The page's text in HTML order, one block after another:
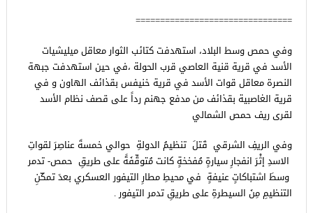
================================
وفي حمص وسط البلاد، استهدفت كتائب الثوار معاقل ميليشيات
الأسد في قرية قنية العاصي قرب الحولة ،في حين استهدفت جبهة
النصرة معاقل قوات الأسد في قرية خنيفس بقذائف الهاون و في
قرية الغاصبية بقذائف من مدفع جهنم رداً على قصف نظام الأسد
لقرى ريف حمص الشمالي
وفي الريفِ الشرقي قَتلَ تنظيمُ الدولةِ حوالي خمسةَ عناصِرَ لقواتِ
الاسدِ إثْرَ انفجارِ سيارةٍ مُفخخةٍ كانت مُتوقِّفَةً على طريقِ حمص- تدمر
وسطَ اشتباكاتٍ عنيفةٍ في محيطِ مطارِ التيفور العسكري بعدَ تمكّنِ
التنظيمِ مِنَ السيطرةِ على طريقِ تدمر التيفور .